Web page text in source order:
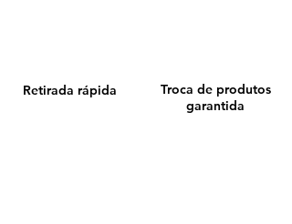
Retirada rápida
Troca de produtos
garantida